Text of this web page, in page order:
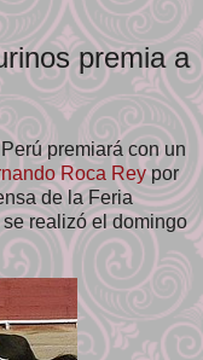
premia a
premiará con un
Roca Reypor
de la Feria
realizó el domingo